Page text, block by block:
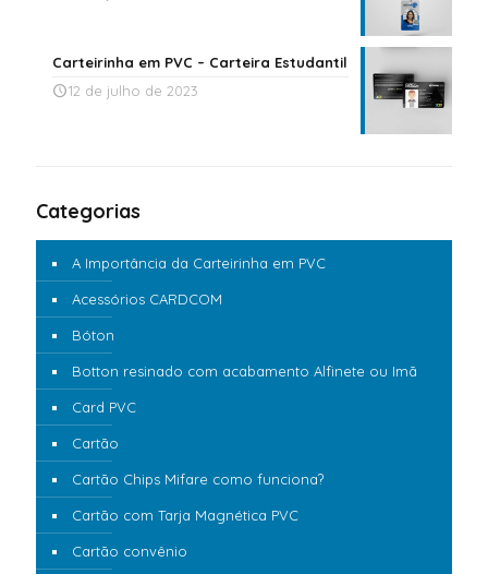
Carteirinha em PVC – Carteira Estudantil
12 de julho de 2023
Categorias
A Importância da Carteirinha em PVC
Acessórios CARDCOM
Bóton
Botton resinado com acabamento Alfinete ou Imã
Card PVC
Cartão
Cartão Chips Mifare como funciona?
Cartão com Tarja Magnética PVC
Cartão convênio